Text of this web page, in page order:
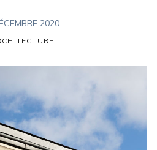
2020